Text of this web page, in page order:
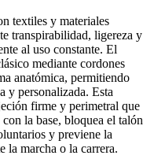
textiles y materiales
transpirabilidad, ligereza y
al uso constante. El
mediante cordones
anatómica, permitiendo
y personalizada. Esta
firme y perimetral que
la base, bloquea el talón
y previene la
la marcha o la carrera.